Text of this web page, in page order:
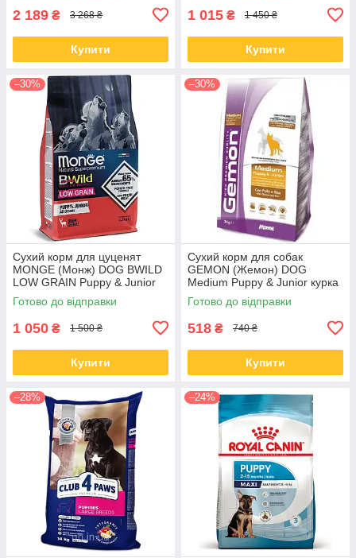
2 189 ₴ 3 268 ₴
Купити
1 015 ₴ 1 450 ₴
Купити
–30%
Сухий корм для цуценят
MONGE (Монж) DOG BWILD
LOW GRAIN Puppy & Junior
оленина 2.5 кг (термін до
26.09)
Готово до відправки
1 050 ₴ 1 500 ₴
Купити
–30%
Сухий корм для собак
GEMON (Жемон) DOG
Medium Puppy & Junior курка
з рисом 3 кг (термін до 29.07)
Готово до відправки
518 ₴ 740 ₴
Купити
–28% –24%